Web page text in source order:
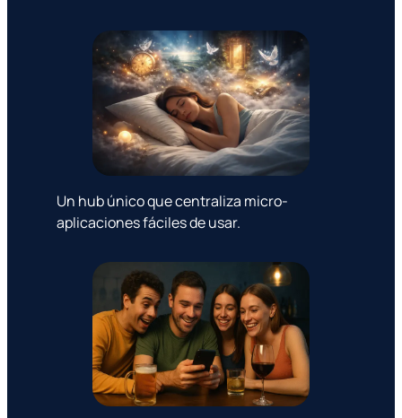
Un hub único que centraliza micro-
aplicaciones fáciles de usar.